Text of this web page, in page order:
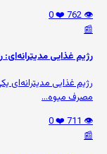
👁️ 762
❤️ 0
📰
رژیم غذایی
رژیم غذایی مدیترانه‌ای
مصرف میوه‌...
👁️ 711
❤️ 0
📰